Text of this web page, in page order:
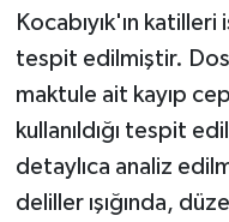
Kocabıyık'ın
tespit edilmiştir.
maktule ait kayıp
kullanıldığı tespit
detaylıca analiz
deliller ışığında,